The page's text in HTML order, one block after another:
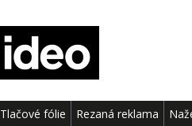
Tlačové fólie Rezaná reklama